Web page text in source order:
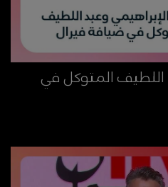
المتوكل في